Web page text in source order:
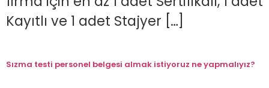
Kayıtlı ve 1 adet Stajyer […]
Sızma testi personel belgesi almak istiyoruz ne yapmalıyız?